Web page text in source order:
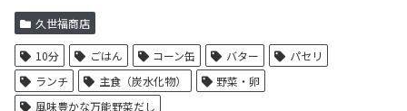
久世福商店
10分 ごはん コーン缶 バター
パセリ
ランチ
主食（炭水化物）
野菜・卵
風味豊かな万能野菜だし